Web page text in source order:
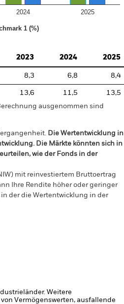
1 (%)
2024 2025
2023 2024 2025
8,3 6,8 8,4
13,6 11,5
13,5
ausgenommen sind
Die Wertentwicklung in
Die Märkte könnten sich in
wie der Fonds in der
mit reinvestiertem Bruttoertrag
Ihre Rendite höher oder geringer
der die Wertentwicklung in der
Weitere
Vermögenswerten, ausfallende